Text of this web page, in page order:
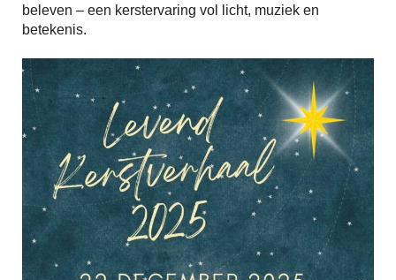
beleven – een kerstervaring vol licht, muziek en
betekenis.